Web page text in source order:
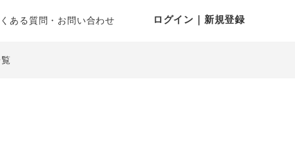
ある質問・お問い合わせ ログイン｜新規登録